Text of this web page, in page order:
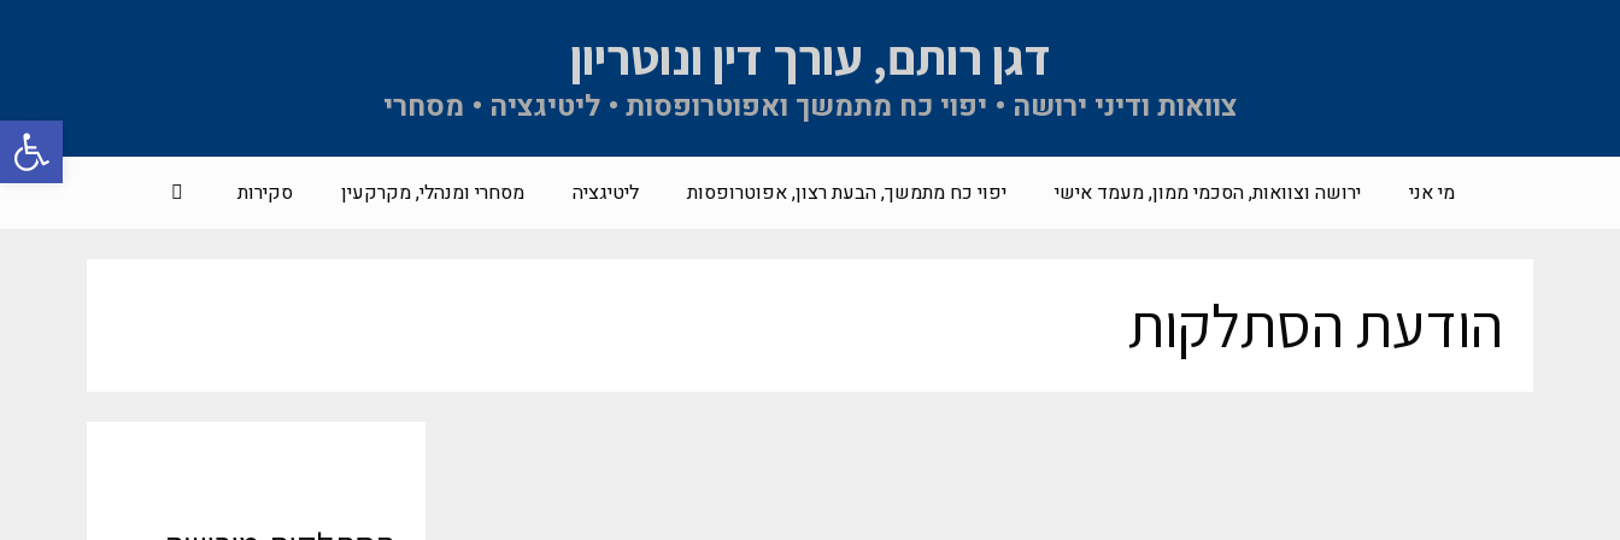
פתח
דגן רותם, עורך דין ונוטריון
צוואות ודיני ירושה • יפוי כח מתמשך ואפוטרופסות • ליטיגציה • מסחרי
מי אני ירושה וצוואות, הסכמי ממון, מעמד אישי יפוי כח מתמשך, הבעת רצון, אפוטרופסות ליטיגציה מסחרי ומנהלי, מקרקעין סקירות
הודעת הסתלקות